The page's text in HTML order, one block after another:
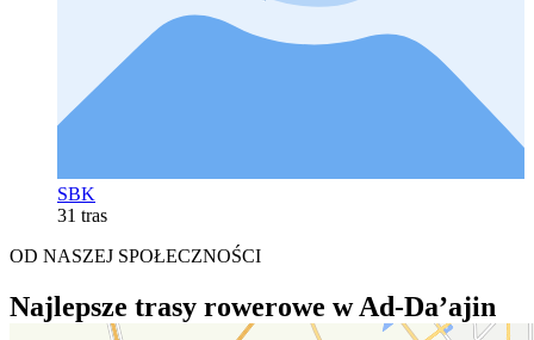
SBK
31 tras
OD NASZEJ SPOŁECZNOŚCI
Najlepsze trasy rowerowe w Ad-Da’ajin